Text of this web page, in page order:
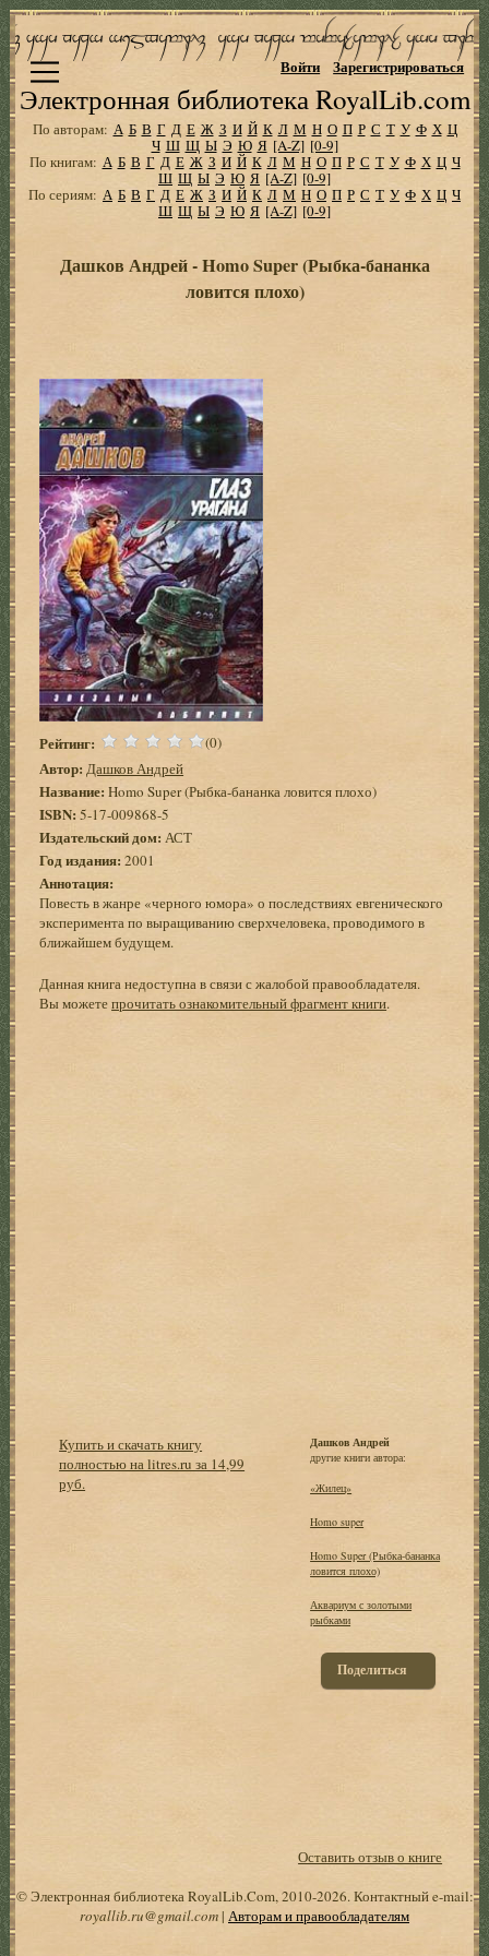
Электронная библиотека RoyalLib.com
Войти Зарегистрироваться
По авторам: А Б В Г Д Е Ж З И Й К Л М Н О П Р С Т У Ф Х Ц
Ч Ш Щ Ы Э Ю Я [A-Z] [0-9]
По книгам: А Б В Г Д Е Ж З И Й К Л М Н О П Р С Т У Ф Х Ц Ч
Ш Щ Ы Э Ю Я [A-Z] [0-9]
По сериям: А Б В Г Д Е Ж З И Й К Л М Н О П Р С Т У Ф Х Ц Ч
Ш Щ Ы Э Ю Я [A-Z] [0-9]
Дашков Андрей - Homo Super (Рыбка-бананка
ловится плохо)
Рейтинг: (0)
Автор: Дашков Андрей
Название: Homo Super (Рыбка-бананка ловится плохо)
ISBN: 5-17-009868-5
Издательский дом: АСТ
Год издания: 2001
Аннотация:
Повесть в жанре «черного юмора» о последствиях евгенического
эксперимента по выращиванию сверхчеловека, проводимого в
ближайшем будущем.
Данная книга недоступна в связи с жалобой правообладателя.
Вы можетепрочитать ознакомительный фрагмент книги.
Купить и скачать книгу
полностью на litres.ru за 14,99
руб.
Дашков Андрей
другие книги автора:
«Жилец»
Homo super
Homo Super (Рыбка-бананка
ловится плохо)
Аквариум с золотыми
рыбками
Поделиться
Оставить отзыв о книге
© Электронная библиотека RoyalLib.Com, 2010-2026. Контактный e-mail:
royallib.ru@gmail.com| Авторам и правообладателям